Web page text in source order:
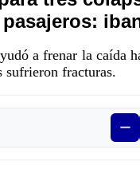
a frenar la caída
sufrieron fracturas.